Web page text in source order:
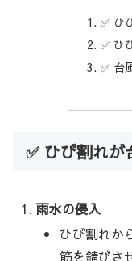
✅ ひ
✅ ひ
✅ 台
✅ ひび割れが
雨水の侵入
ひび割れか
筋を錆びさ